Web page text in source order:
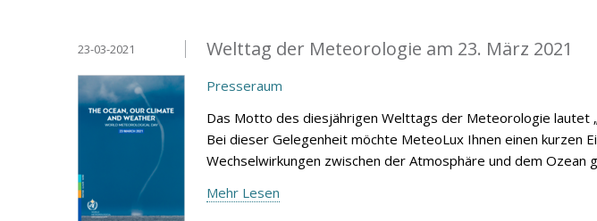
Welttag der Meteorologie am 23. März 2021
23-03-2021
Presseraum
Das Motto des diesjährigen Welttags der Meteorologie lautet
Bei dieser Gelegenheit möchte MeteoLux Ihnen einen kurzen
Wechselwirkungen zwischen der Atmosphäre und dem Ozean
Mehr Lesen